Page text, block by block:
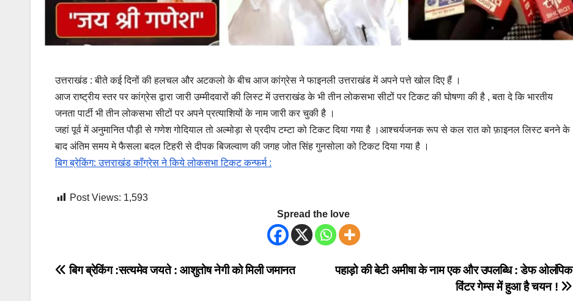
उत्तराखंड : बीते कई दिनों की हलचल और अटकलो के बीच आज कांग्रेस ने फाइनली उत्तराखंड में अपने पत्ते खोल दिए हैं ।
आज राष्ट्रीय स्तर पर कांग्रेस द्वारा जारी उम्मीदवारों की लिस्ट में उत्तराखंड के भी तीन लोकसभा सीटों पर टिकट की घोषणा की है , बता दे कि भारतीय
जनता पार्टी भी तीन लोकसभा सीटों पर अपने प्रत्याशियों के नाम जारी कर चुकी है ।
जहां पूर्व में अनुमानित पौड़ी से गणेश गोदियाल तो अल्मोड़ा से प्रदीप टम्टा को टिकट दिया गया है ।आश्चर्यजनक रूप से कल रात को फ़ाइनल लिस्ट बनने के
बाद अंतिम समय मे फैसला बदल टिहरी से दीपक बिजल्वाण की जगह जोत सिंह गुनसोला को टिकट दिया गया है ।
बिग ब्रेकिंग: उत्तराखंड कॉंग्रेस ने किये लोकसभा टिकट कन्फर्म :
Post Views: 1,593
Spread the love
Post
पहाड़ो की बेटी अमीषा के नाम एक और उपलब्धि : डेफ ओलंपिक
विंटर गेम्स में हुआ है चयन !
बिग ब्रेकिंग :सत्यमेव जयते : आशुतोष नेगी को मिली जमानत